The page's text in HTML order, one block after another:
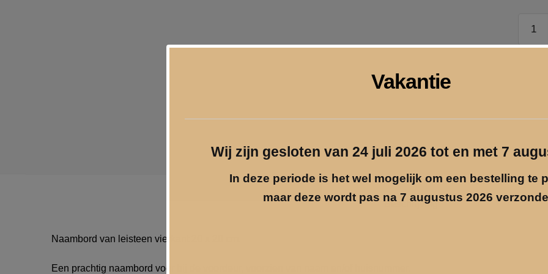
x
Beschrijving
Naambord van leisteen vierkant 20 x 20 cm.
Een prachtig naambord voor bij de voordeur, voorzien van naam en/of huisnummer.
Vakantie
Wij zijn gesloten van 24 juli 2026 tot en met 7
In deze periode is het wel mogelijk om een bestelling te
maar deze wordt pas na 7 augustus 2026